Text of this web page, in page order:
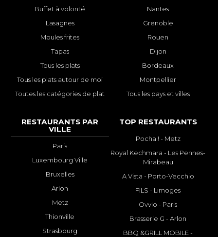
Buffet à volonté
Lasagnes
Moules frites
Tapas
Tous les plats
Tous les plats autour de moi
Toutes les catégories de plat
Nantes
Grenoble
Rouen
Dijon
Bordeaux
Montpellier
Tous les pays et villes
RESTAURANTS PAR
VILLE
Paris
Luxembourg Ville
Bruxelles
Arlon
Metz
Thionville
Strasbourg
TOP RESTAURANTS
Pocha ! - Metz
Royal Kechmara - Les Pennes-
Mirabeau
A Vista - Porto-Vecchio
FILS - Limoges
Ovvio - Paris
Brasserie G - Arlon
BBQ &GRILL MOBILE -